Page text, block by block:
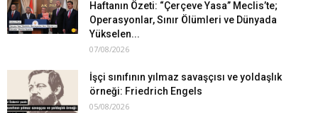
Haftanın Özeti: “Çerçeve Yasa” Meclis’te;
Operasyonlar, Sınır Ölümleri ve Dünyada
Yükselen...
07/08/2026
İşçi sınıfının yılmaz savaşçısı ve yoldaşlık
örneği: Friedrich Engels
05/08/2026